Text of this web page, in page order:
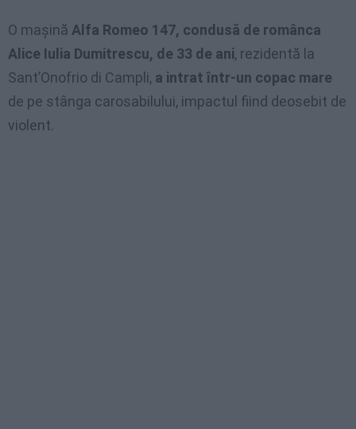
O mașină Alfa Romeo 147, condusă de românca
Alice Iulia Dumitrescu, de 33 de ani, rezidentă la
Sant’Onofrio di Campli, a intrat într-un copac mare
de pe stânga carosabilului, impactul fiind deosebit de
violent.